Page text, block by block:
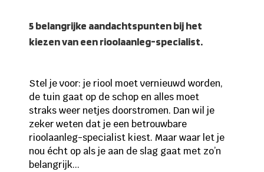
5 belangrijke aandachtspunten bij het
kiezen van een rioolaanleg-specialist.
Stel je voor: je riool moet vernieuwd worden,
de tuin gaat op de schop en alles moet
straks weer netjes doorstromen. Dan wil je
zeker weten dat je een betrouwbare
rioolaanleg-specialist kiest. Maar waar let je
nou écht op als je aan de slag gaat met zo’n
belangrijk...